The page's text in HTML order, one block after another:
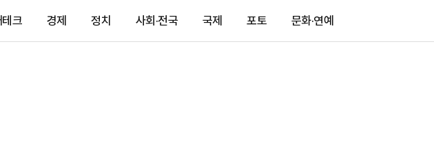
크 경제 정치 사회·전국 국제 포토 문화·연예